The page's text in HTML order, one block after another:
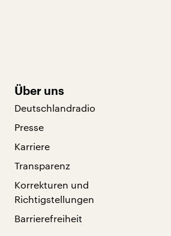
Über uns
Deutschlandradio
Presse
Karriere
Transparenz
Korrekturen und
Richtigstellungen
Barrierefreiheit